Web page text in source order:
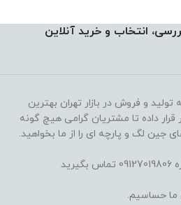
انتخاب و خرید آنلاین
20 سال سابقه تولید و فروش در بازار تهران بهترین
داده تا مشتریان گرامی هیچ گونه
جین لگ و پارچه ای را از ما بخواهید.
ما حساسیم.